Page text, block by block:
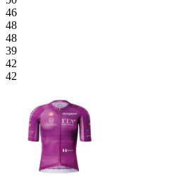
46
48
48
39
42
42